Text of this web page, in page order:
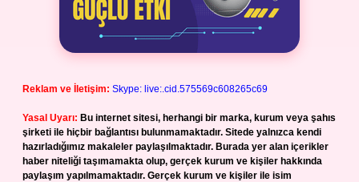
Reklam ve İletişim: Skype: live:.cid.575569c608265c69
Yasal Uyarı: Bu internet sitesi, herhangi bir marka, kurum veya şahıs
şirketi ile hiçbir bağlantısı bulunmamaktadır. Sitede yalnızca kendi
hazırladığımız makaleler paylaşılmaktadır. Burada yer alan içerikler
haber niteliği taşımamakta olup, gerçek kurum ve kişiler hakkında
paylaşım yapılmamaktadır. Gerçek kurum ve kişiler ile isim